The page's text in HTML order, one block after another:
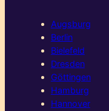
Augsburg
Berlin
Bielefeld
Dresden
Göttingen
Hamburg
Hannover